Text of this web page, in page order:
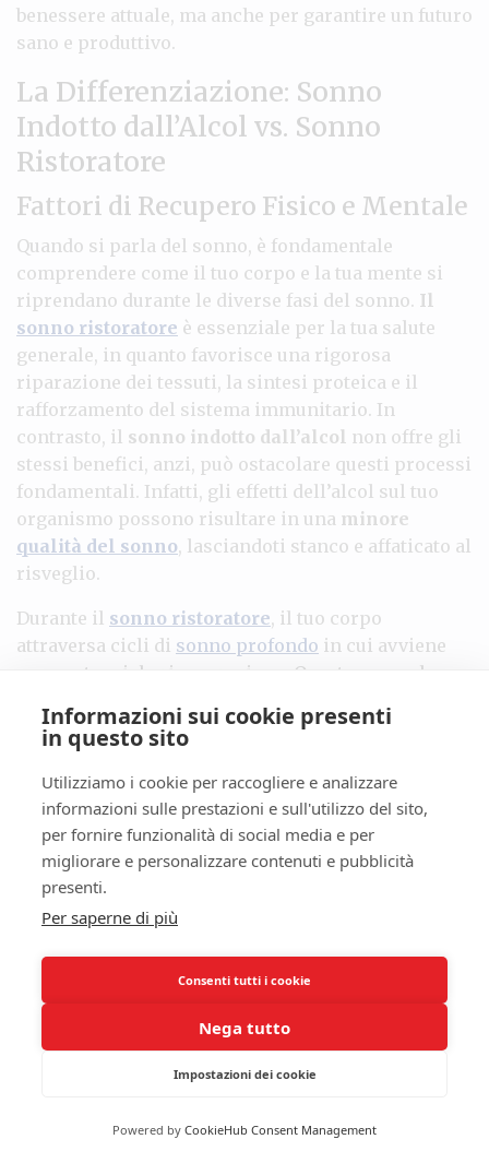
benessere attuale, ma anche per garantire un futuro
sano e produttivo.
La Differenziazione: Sonno
Indotto dall’Alcol vs. Sonno
Ristoratore
Fattori di Recupero Fisico e Mentale
Quando si parla del sonno, è fondamentale
comprendere come il tuo corpo e la tua mente si
riprendano durante le diverse fasi del sonno. Il
sonno ristoratore è essenziale per la tua salute
generale, in quanto favorisce una rigorosa
riparazione dei tessuti, la sintesi proteica e il
rafforzamento del sistema immunitario. In
contrasto, il sonno indotto dall’alcol non offre gli
stessi benefici, anzi, può ostacolare questi processi
fondamentali. Infatti, gli effetti dell’alcol sul tuo
organismo possono risultare in una minore
qualità del sonno, lasciandoti stanco e affaticato al
risveglio.
Durante il sonno ristoratore, il tuo corpo
attraversa cicli di sonno profondo in cui avviene
una sostanziale rigenerazione. Questo non solo
impatto positivo sulla tuasalute mentale. Al
contrario, il sonno causato dall’alcol manca dei
necessari stadi di sonno REM, essenziali per il
processamento delle emozioni e la consolidazione
della memoria. Di conseguenza, potresti avvertire
un aumento dell’ansia e una diminuzione della tua
capacità decisionale nei giorni seguenti al
consumo di alcol.
Sonno ristoratorefavorisce recupero fisico e mentale
Sonno indotto dall’alcolostacola i processi di
riparazione
essenziale per la salute mentale
Assume che tu stia cercando di migliorare la tua
Informazioni sui cookie presenti
in questo sito
Utilizziamo i cookie per raccogliere e analizzare
informazioni sulle prestazioni e sull'utilizzo del sito,
per fornire funzionalità di social media e per
migliorare e personalizzare contenuti e pubblicità
presenti.
Per saperne di più
Consenti tutti i cookie
Nega tutto
Impostazioni dei cookie
Powered by CookieHub Consent Management